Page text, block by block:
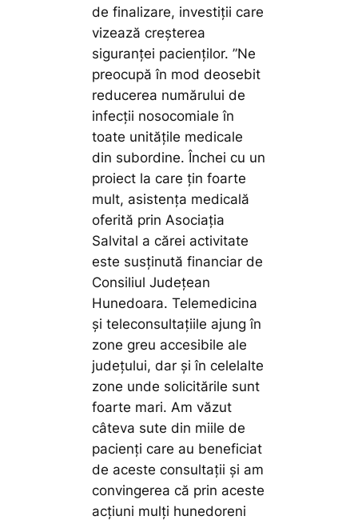
de finalizare, investiții care
vizează creșterea
siguranței pacienților.”Ne
preocupă în mod deosebit
reducerea numărului de
infecții nosocomiale în
toate unitățile medicale
din subordine. Închei cu un
proiect la care țin foarte
mult, asistența medicală
oferită prin Asociația
Salvital a cărei activitate
este susținută financiar de
Consiliul Județean
Hunedoara. Telemedicina
și teleconsultațiile ajung în
zone greu accesibile ale
județului, dar și în celelalte
zone unde solicitările sunt
foarte mari. Am văzut
câteva sute din miile de
pacienți care au beneficiat
de aceste consultații și am
convingerea că prin aceste
acțiuni mulți hunedoreni